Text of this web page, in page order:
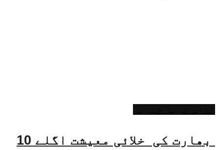
بھارت کی خلائی معیشت اگلے 10